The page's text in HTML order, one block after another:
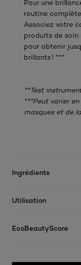
Pour une
routine
Associez votre
produits de soin
pour obtenir
brillants ! ***
**Test
***Peut varier
masques et de
Ingrédients
Utilisation
EcoBeautyScore